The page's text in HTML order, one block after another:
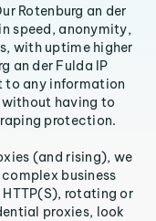
Rotenburg an der
speed, anonymity,
with uptime higher
an der Fulda IP
to any information
without having to
protection.
(and rising), we
business
HTTP(S), rotating or
proxies, look